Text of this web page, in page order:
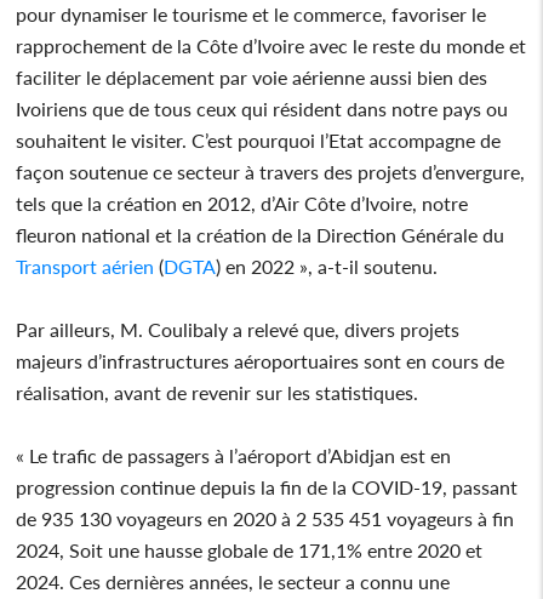
pour dynamiser le tourisme et le commerce, favoriser le
rapprochement de la Côte d’Ivoire avec le reste du monde et
faciliter le déplacement par voie aérienne aussi bien des
Ivoiriens que de tous ceux qui résident dans notre pays ou
souhaitent le visiter. C’est pourquoi l’Etat accompagne de
façon soutenue ce secteur à travers des projets d’envergure,
tels que la création en 2012, d’Air Côte d’Ivoire, notre
fleuron national et la création de la Direction Générale du
Transport aérien (DGTA) en 2022 », a-t-il soutenu.
Par ailleurs, M. Coulibaly a relevé que, divers projets
majeurs d’infrastructures aéroportuaires sont en cours de
réalisation, avant de revenir sur les statistiques.
« Le trafic de passagers à l’aéroport d’Abidjan est en
progression continue depuis la fin de la COVID-19, passant
de 935 130 voyageurs en 2020 à 2 535 451 voyageurs à fin
2024, Soit une hausse globale de 171,1% entre 2020 et
2024. Ces dernières années, le secteur a connu une